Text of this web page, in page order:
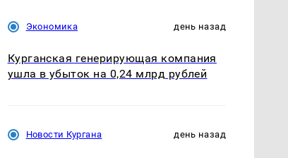
Экономика день назад
Курганская генерирующая компания
ушла в убыток на 0,24 млрд рублей
Новости Кургана день назад